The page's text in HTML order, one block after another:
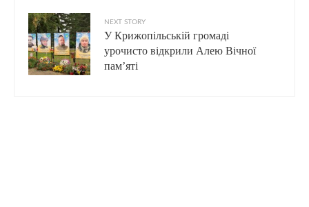
NEXT STORY
У Крижопільській громаді
урочисто відкрили Алею Вічної
пам’яті